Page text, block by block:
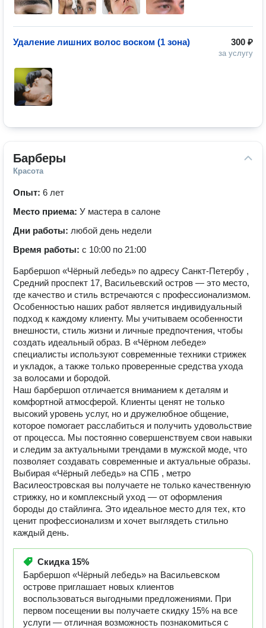
300 ₽
за услугу
Удаление лишних волос воском (1 зона)
Барберы
Красота
Опыт: 6 лет
Место приема: У мастера в салоне
Дни работы: любой день недели
Время работы: с 10:00 по 21:00
Барбершоп «Чёрный лебедь» по адресу Санкт-Петербу ,
Средний проспект 17, Васильевский остров — это место,
где качество и стиль встречаются с профессионализмом.
Особенностью наших работ является индивидуальный
подход к каждому клиенту. Мы учитываем особенности
внешности, стиль жизни и личные предпочтения, чтобы
создать идеальный образ. В «Чёрном лебеде»
специалисты используют современные техники стрижек
и укладок, а также только проверенные средства ухода
за волосами и бородой.
Наш барбершоп отличается вниманием к деталям и
комфортной атмосферой. Клиенты ценят не только
высокий уровень услуг, но и дружелюбное общение,
которое помогает расслабиться и получить удовольствие
от процесса. Мы постоянно совершенствуем свои навыки
и следим за актуальными трендами в мужской моде, что
позволяет создавать современные и актуальные образы.
Выбирая «Чёрный лебедь» на СПБ , метро
Василеостровская вы получаете не только качественную
стрижку, но и комплексный уход — от оформления
бороды до стайлинга. Это идеальное место для тех, кто
ценит профессионализм и хочет выглядеть стильно
каждый день.
Скидка 15%
Барбершоп «Чёрный лебедь» на Васильевском
острове приглашает новых клиентов
воспользоваться выгодными предложениями. При
первом посещении вы получаете скидку 15% на все
услуги — отличная возможность познакомиться с